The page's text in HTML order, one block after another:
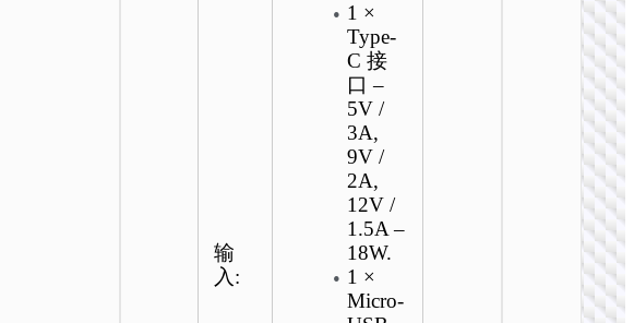
输
入:
1 ×
Type-
C 接
口 –
5V /
3A,
9V /
2A,
12V /
1.5A –
18W.
1 ×
Micro-